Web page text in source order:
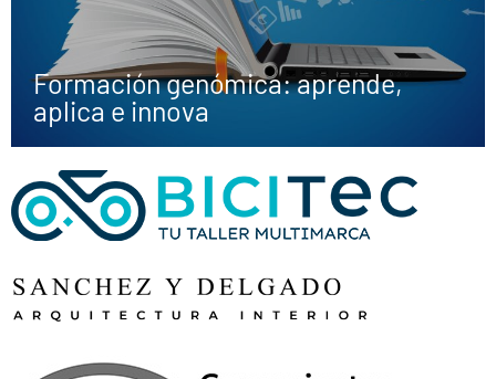
Formación genómica: aprende,
aplica e innova